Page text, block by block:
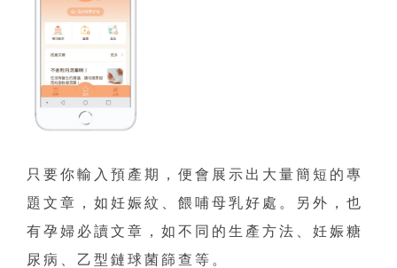
只要你輸入預產期，便會展示出大量簡短的專
題文章，如妊娠紋、餵哺母乳好處。另外，也
有孕婦必讀文章，如不同的生產方法、妊娠糖
尿病、乙型鏈球菌篩查等。